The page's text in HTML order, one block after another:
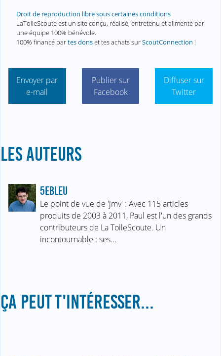
Droit de reproduction libre sous certaines conditions
LaToileScoute est un site conçu, réalisé, entretenu et alimenté par
une équipe 100% bénévole.
100% financé partes donset tes achats surScoutConnection !
Envoyer par
e-mail
Publier sur
Facebook
Diffuser sur
Twitter
LES AUTEURS
5EBLEU
Le point de vue de 'jmv' : Avec 115 articles
produits de 2003 à 2011, Paul est l'un des grands
contributeurs de La ToileScoute. Un
incontournable : ses…
ÇA PEUT T'INTÉRESSER...